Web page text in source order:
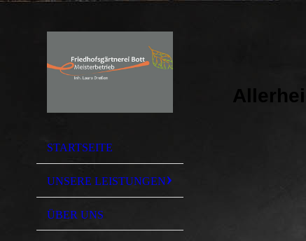
STARTSEITE
UNSERE LEISTUNGEN
ÜBER UNS